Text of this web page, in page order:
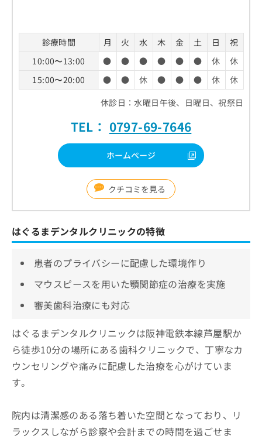
診療時間 月 火 水 木 金 土 日
祝
10:00〜13:00
● ● ● ● ● ● 休
休
15:00〜20:00
● ● 休 ● ● ● 休
休
休診日：水曜日午後、日曜日、祝祭日
TEL： 0797-69-7646
ホームページ
クチコミを見る
はぐるまデンタルクリニックの特徴
患者のプライバシーに配慮した環境作り
マウスピースを用いた顎関節症の治療を実施
審美歯科治療にも対応
はぐるまデンタルクリニックは阪神電鉄本線芦屋駅か
ら徒歩10分の場所にある歯科クリニックで、丁寧なカ
ウンセリングや痛みに配慮した治療を心がけていま
す。
院内は清潔感のある落ち着いた空間となっており、リ
ラックスしながら診察や会計までの時間を過ごせま